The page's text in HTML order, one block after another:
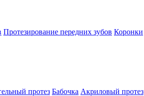
Протезирование передних зубов Коронки
протез Бабочка Акриловый протез